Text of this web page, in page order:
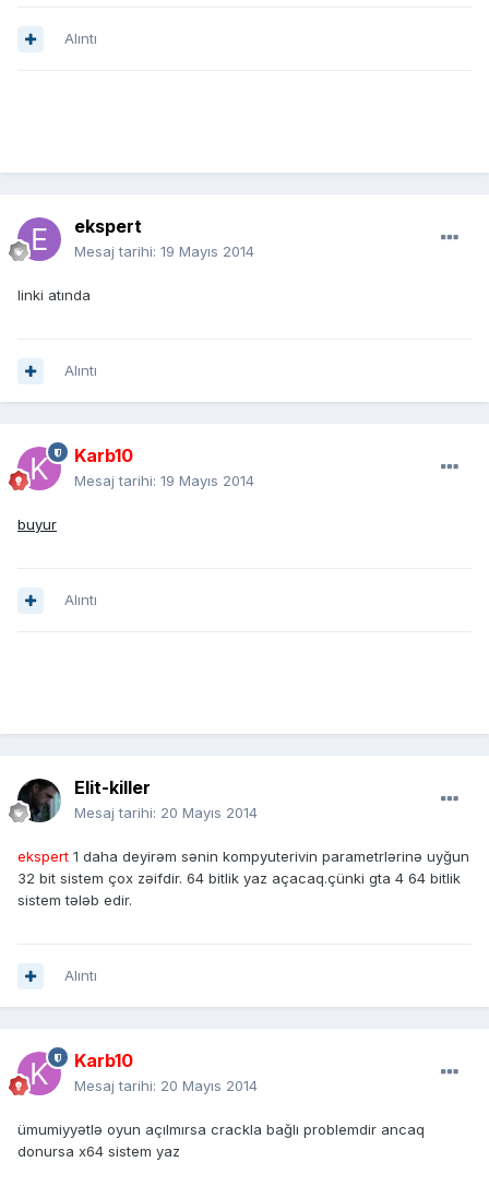
Alıntı
ekspert
Mesaj tarihi: 19 Mayıs 2014
linki atında
Alıntı
Karb10
Mesaj tarihi: 19 Mayıs 2014
buyur
Alıntı
Elit-killer
Mesaj tarihi: 20 Mayıs 2014
ekspert 1 daha deyirəm sənin kompyuterivin parametrlərinə uyğun
32 bit sistem çox zəifdir. 64 bitlik yaz açacaq.çünki gta 4 64 bitlik
sistem tələb edir.
Alıntı
Karb10
Mesaj tarihi: 20 Mayıs 2014
ümumiyyətlə oyun açılmırsa crackla bağlı problemdir ancaq
donursa x64 sistem yaz